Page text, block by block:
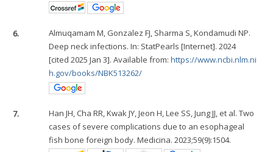
6.
Almuqamam M, Gonzalez FJ, Sharma S, Kondamudi NP.
Deep neck infections. In: StatPearls [Internet]. 2024
[cited 2025 Jan 3]. Available from:https://www.ncbi.nlm.ni
h.gov/books/NBK513262/
7.
Han JH, Cha RR, Kwak JY, Jeon H, Lee SS, Jung JJ, et al. Two
cases of severe complications due to an esophageal
fish bone foreign body. Medicina. 2023;59(9):1504.